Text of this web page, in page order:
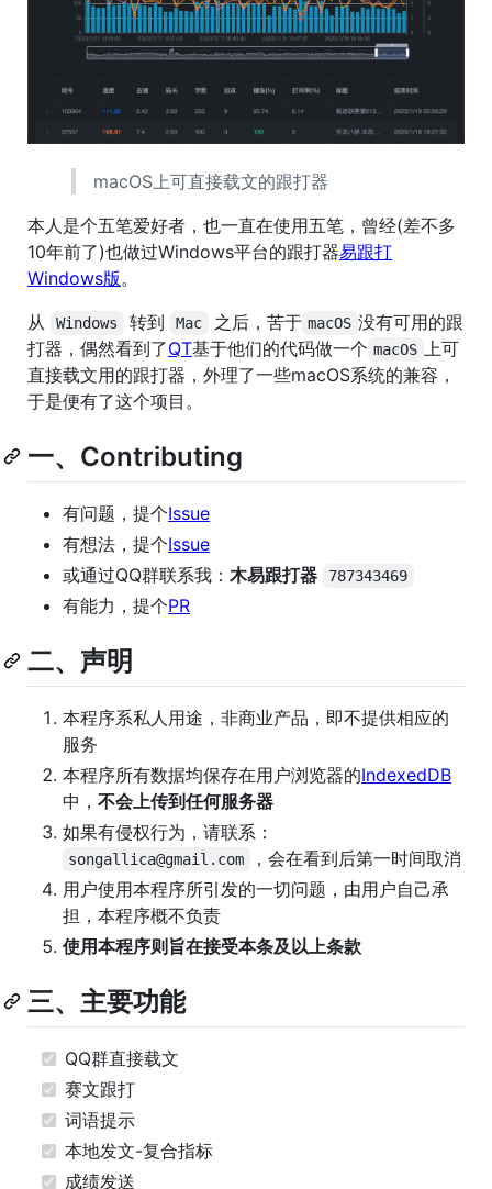
macOS上可直接载文的跟打器
本人是个五笔爱好者，也一直在使用五笔，曾经(差不多
10年前了)也做过Windows平台的跟打器易跟打
Windows版 。
从
Windows 转到 Mac 之后，苦于 macOS 没有可用的跟
打器，偶然看到了QT基于他们的代码做一个 macOS
上可
直接载文用的跟打器，外理了一些macOS系统的兼容，
于是便有了这个项目。
一、Contributing
有问题，提个Issue
有想法，提个Issue
或通过QQ群联系我： 木易跟打器 787343469
有能力，提个PR
二、声明
本程序系私人用途，非商业产品，即不提供相应的
服务
本程序所有数据均保存在用户浏览器的IndexedDB
中， 不会上传到任何服务器
如果有侵权行为，请联系：
songallica@gmail.com
，会在看到后第一时间取消
用户使用本程序所引发的一切问题，由用户自己承
担，本程序概不负责
使用本程序则旨在接受本条及以上条款
三、主要功能
QQ群直接载文
赛文跟打
词语提示
本地发文-复合指标
成绩发送